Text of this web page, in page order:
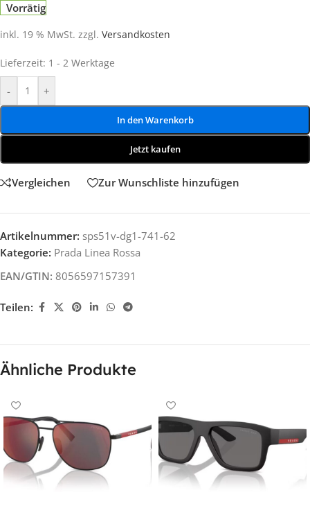
Vorrätig
inkl. 19 % MwSt. zzgl. Versandkosten
Lieferzeit: 1 - 2 Werktage
- +
In den Warenkorb
Jetzt kaufen
Vergleichen Zur Wunschliste hinzufügen
Artikelnummer: sps51v-dg1-741-62
Kategorie: Prada Linea Rossa
EAN/GTIN: 8056597157391
Teilen:
Ähnliche Produkte